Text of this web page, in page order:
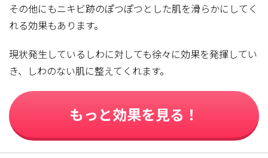
その他にもニキビ跡のぽつぽつとした肌を滑らかにしてく
れる効果もあります。
現状発生しているしわに対しても徐々に効果を発揮してい
き、しわのない肌に整えてくれます。
もっと効果を見る！